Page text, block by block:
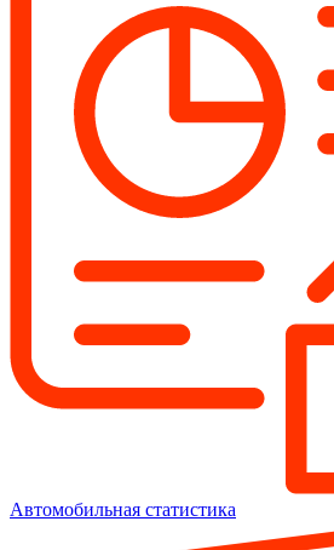
Автомобильная статистика